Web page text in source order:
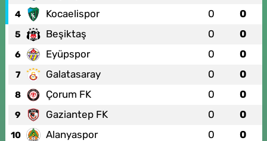
4 Kocaelispor 0 0
5 Beşiktaş 0 0
6 Eyüpspor 0 0
7 Galatasaray 0 0
8 Çorum FK 0 0
9 Gaziantep FK 0 0
10 Alanyaspor 0 0